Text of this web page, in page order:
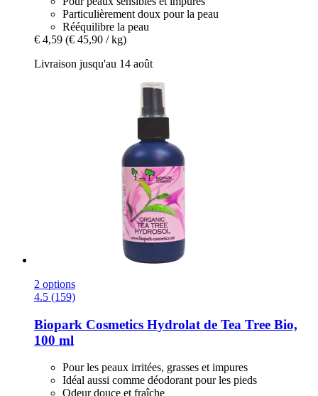
Particulièrement doux pour la peau
Rééquilibre la peau
€ 4,59 (€ 45,90 / kg)
Livraison jusqu'au 14 août
2 options
4.5 (159)
Biopark Cosmetics Hydrolat de Tea Tree Bio,
100 ml
Pour les peaux irritées, grasses et impures
Idéal aussi comme déodorant pour les pieds
Odeur douce et fraîche